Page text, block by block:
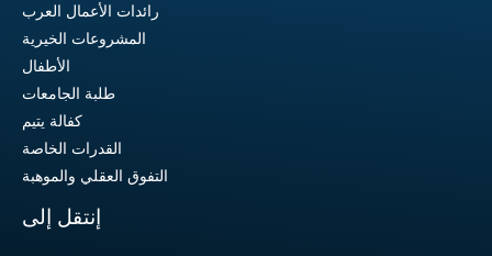
رائدات الأعمال العرب
المشروعات الخيرية
الأطفال
طلبة الجامعات
كفالة يتيم
القدرات الخاصة
التفوق العقلي والموهبة
إنتقل إلى